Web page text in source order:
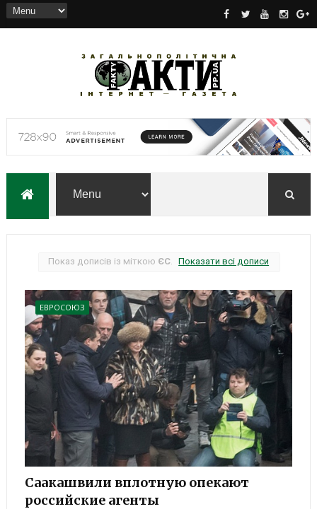
Показ дописів із міткою ЄС. Показати всі дописи
ЕВРОСОЮЗ
Саакашвили вплотную опекают
российские агенты